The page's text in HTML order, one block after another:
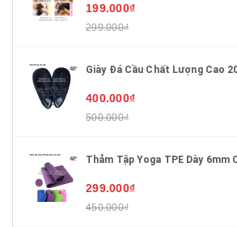
199.000₫
299.000₫
Giày Đá Cầu Chất Lượng Cao
400.000₫
500.000₫
Thảm Tập Yoga TPE Dày 6mm
299.000₫
450.000₫